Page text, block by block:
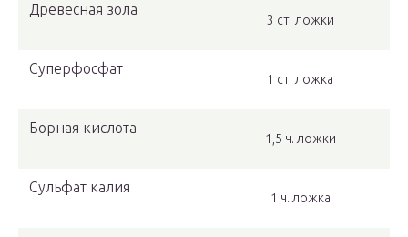
Древесная зола
3 ст. ложки
Суперфосфат
1 ст. ложка
Борная кислота
1,5 ч. ложки
Сульфат калия
1 ч. ложка